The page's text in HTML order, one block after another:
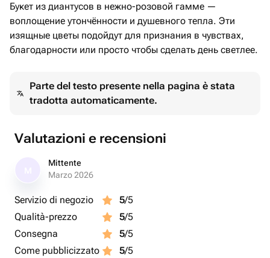
Букет из диантусов в нежно-розовой гамме —
воплощение утончённости и душевного тепла. Эти
изящные цветы подойдут для признания в чувствах,
благодарности или просто чтобы сделать день светлее.
Parte del testo presente nella pagina è stata
tradotta automaticamente.
Valutazioni e recensioni
Mittente
Marzo 2026
Servizio di negozio 5/5
Qualità-prezzo
5/5
Consegna
5/5
Come pubblicizzato
5/5